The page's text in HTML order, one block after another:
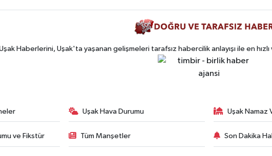
Haberlerini, Uşak'ta yaşanan gelişmeleri tarafsız habercilik anlayışı ile en
Uşak Hava Durumu Uşak Namaz
ve Fikstür Tüm Manşetler Son Dakika